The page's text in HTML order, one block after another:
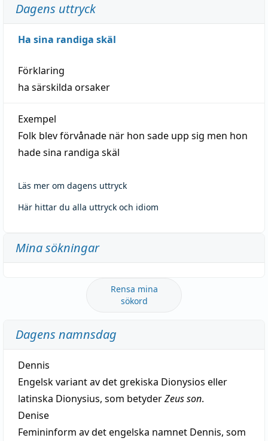
Dagens uttryck
Ha sina randiga skäl
Förklaring
ha särskilda orsaker
Exempel
Folk blev förvånade när hon sade upp sig men hon
hade sina randiga skäl
Läs mer om dagens uttryck
Här hittar du alla uttryck och idiom
Mina sökningar
Rensa mina
sökord
Dagens namnsdag
Dennis
Engelsk variant av det grekiska Dionysios eller
latinska Dionysius, som betyderZeus son.
Denise
Femininform av det engelska namnet Dennis, som